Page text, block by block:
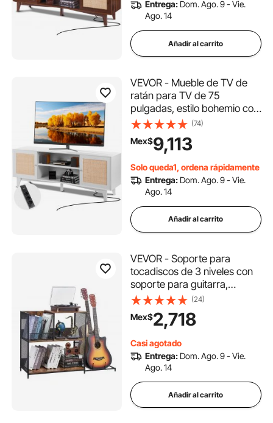
sala de estar y sala
multimedia, color nogal
Entrega: Dom. Ago. 9 - Vie.
Ago. 14
Añadir al carrito
VEVOR - Mueble de TV de
ratán para TV de 75
pulgadas, estilo bohemio con
puerta de ratán, centro de
entretenimiento con enchufe
integrado, mueble de
consola de TV moderna para
sala de estar y sala
multimedia, color blanco
(74)
Mex$9,113
Solo queda1, ordena rápidamente
Entrega: Dom. Ago. 9 - Vie.
Ago. 14
Añadir al carrito
VEVOR - Soporte para
tocadiscos de 3 niveles con
soporte para guitarra,
soporte para tocadiscos con
capacidad para hasta 300
álbumes, mueble para discos
metálica para sala de estar y
dormitorio, color negro
(24)
Mex$2,718
Casi agotado
Entrega: Dom. Ago. 9 - Vie.
Ago. 14
Añadir al carrito